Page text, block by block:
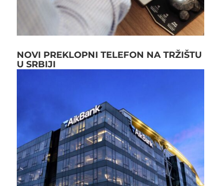
NOVI PREKLOPNI TELEFON NA TRŽIŠTU
U SRBIJI